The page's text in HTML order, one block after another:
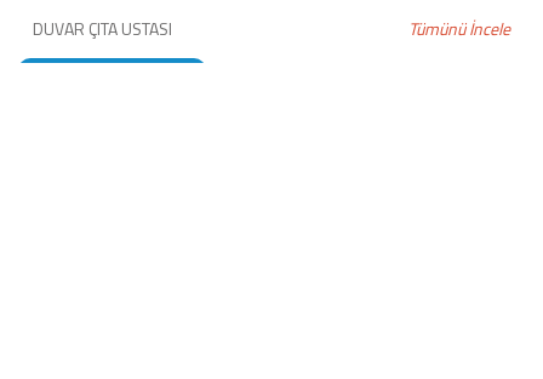
DUVAR ÇITA USTASI Tümünü İncele